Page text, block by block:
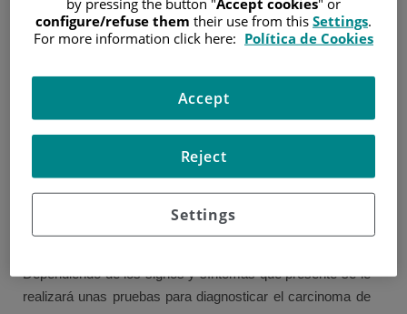
DIAGNÓSTICO DEL CARCINOMA DE LA
CORTEZA SUPRARRENAL
corteza suprarrenal
quien le examinará. Puede que tenga que hacer análisis
de sangre para comprobar su estado general de salud. Si
su médico de cabecera no está seguro de cuál es el
problema, o piensa que puede ser cáncer, lo remitirán a un
Dependiendo de los signos y síntomas que presente se le
realizará unas pruebas para diagnosticar el carcinoma de
configure/refuse them their use from this Settings.
For more information click here: Política de Cookies
Settings
Reject
Accept